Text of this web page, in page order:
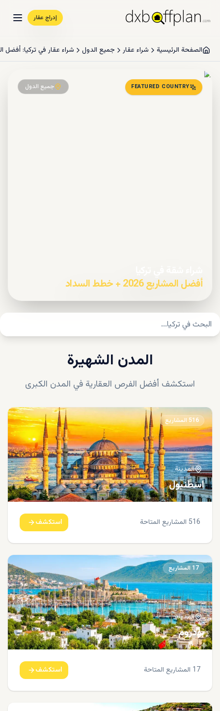
إدراج عقار
الصفحة الرئيسية شراء عقار جميع الدول شراء عقار في تركيا: أفضل المشاريع
FEATURED COUNTRY جميع الدول
أفضل المشاريع 2026 + خطط السداد
المدن الشهيرة
استكشف أفضل الفرص العقارية في المدن الكبرى
516المشاريع
المدينة
اسطنبول
516 المشاريع المتاحة استكشف
17 المشاريع
المدينة
بودروم
17 المشاريع المتاحة استكشف